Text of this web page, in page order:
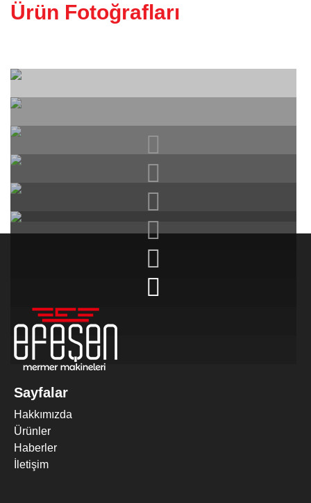
2 KAFALI EBATLAMA MAKINESI
(Trimming)
Ürün Fotoğrafları
Sayfalar
Hakkımızda
Ürünler
Haberler
İletişim